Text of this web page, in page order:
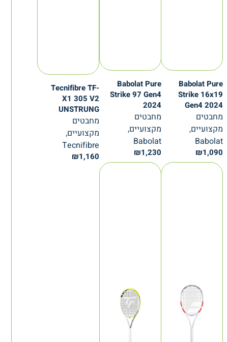
Babolat Pure
Strike 16x19
Gen4 2024
מחבטים
מקצועיים,
Babolat
₪1,090
Babolat Pure
Strike 97 Gen4
2024
מחבטים
מקצועיים,
Babolat
₪1,230
Tecnifibre TF-
X1 305 V2
UNSTRUNG
מחבטים
מקצועיים,
Tecnifibre
₪1,160